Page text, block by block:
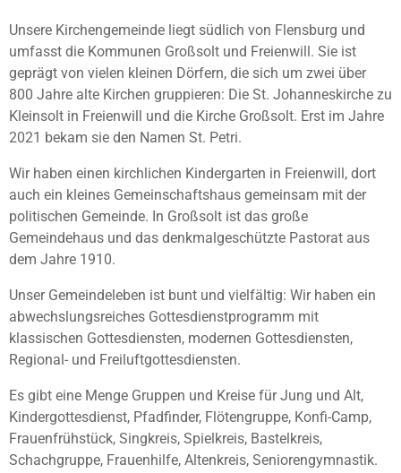
Unsere Kirchengemeinde liegt südlich von Flensburg und
umfasst die Kommunen Großsolt und Freienwill. Sie ist
geprägt von vielen kleinen Dörfern, die sich um zwei über
800 Jahre alte Kirchen gruppieren: Die St. Johanneskirche zu
Kleinsolt in Freienwill und die Kirche Großsolt. Erst im Jahre
2021 bekam sie den Namen St. Petri.
Wir haben einen kirchlichen Kindergarten in Freienwill, dort
auch ein kleines Gemeinschaftshaus gemeinsam mit der
politischen Gemeinde. In Großsolt ist das große
Gemeindehaus und das denkmalgeschützte Pastorat aus
dem Jahre 1910.
Unser Gemeindeleben ist bunt und vielfältig: Wir haben ein
abwechslungsreiches Gottesdienstprogramm mit
klassischen Gottesdiensten, modernen Gottesdiensten,
Regional- und Freiluftgottesdiensten.
Es gibt eine Menge Gruppen und Kreise für Jung und Alt,
Kindergottesdienst, Pfadfinder, Flötengruppe, Konfi-Camp,
Frauenfrühstück, Singkreis, Spielkreis, Bastelkreis,
Schachgruppe, Frauenhilfe, Altenkreis, Seniorengymnastik.